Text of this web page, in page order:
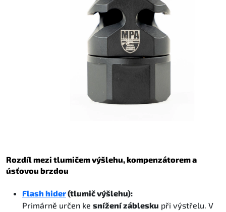
Rozdíl mezi tlumičem výšlehu, kompenzátorem a
úsťovou brzdou
Flash hider(tlumič výšlehu):
Primárně určen ke snížení záblesku při výstřelu. V